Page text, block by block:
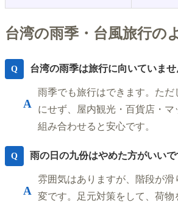
台湾の雨季・台風旅行の
Q 台湾の雨季は旅行に向いていませ
A
雨季でも旅行はできます。ただ
にせず、屋内観光・百貨店・マ
組み合わせると安心です。
Q 雨の日の九份はやめた方がいいで
A
雰囲気はありますが、階段が滑
変です。足元対策をして、荷物